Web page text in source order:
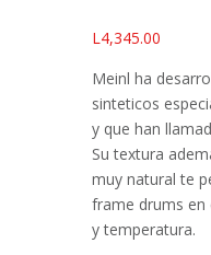
L4,345.00
Meinl ha
sinteticos
y que han
Su textura
muy natural te
frame drums en
y temperatura.